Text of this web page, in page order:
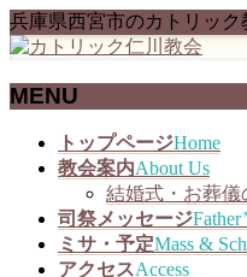
兵庫県西宮市のカトリック
MENU
トップページHome
教会案内About Us
結婚式・お葬儀
司祭メッセージ
ミサ・予定Mass &
アクセスAccess